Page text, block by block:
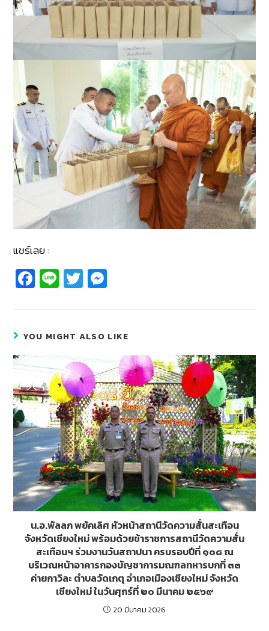
แชร์เลย :
Fa
c
b
o
o
k
Li
n
T
wi
er e
g
er
YOU MIGHT ALSO LIKE
น.อ.พัลลภ พยัคเลิศ หัวหน้าสถานีวัดความสั่นสะเทือน
จังหวัดเชียงใหม่ พร้อมด้วยข้าราชการสถานีวัดความสั่น
สะเทือนฯ ร่วมงานวันสถาปนา ครบรอบปีที่ ๑๐๘ ณ
บริเวณหน้าอาคารกองบัญชาการมณฑลทหารบกที่ ๓๓
ค่ายกาวิละ ตำบลวัดเกตุ อำเภอเมืองเชียงใหม่ จังหวัด
เชียงใหม่ ในวันศุกร์ที่ ๒๐ มีนาคม ๒๕๖๙
20 มีนาคม 2026